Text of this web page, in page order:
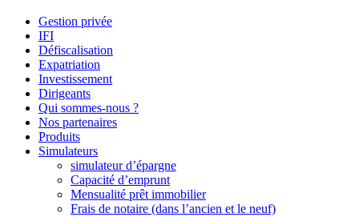
Gestion privée
IFI
Défiscalisation
Expatriation
Investissement
Dirigeants
Qui sommes-nous ?
Nos partenaires
Produits
Simulateurs
simulateur d’épargne
Capacité d’emprunt
Mensualité prêt immobilier
Frais de notaire (dans l’ancien et le neuf)